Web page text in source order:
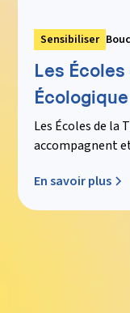
Sensibiliser
Les
Écologique
Les Écoles de la
accompagnent
En savoir plus